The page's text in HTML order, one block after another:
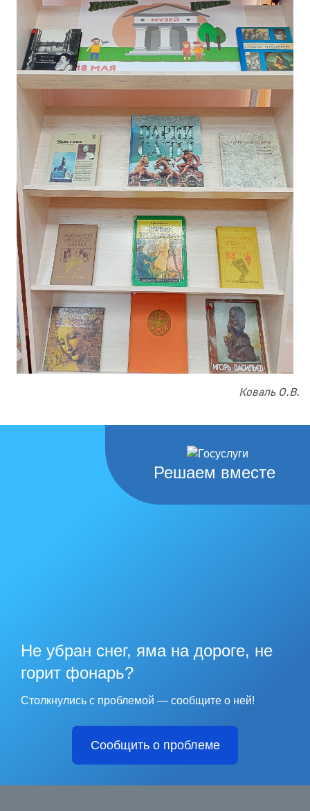
Коваль О.В.
Решаем вместе
Не убран снег, яма на дороге, не
горит фонарь?
Столкнулись с проблемой — сообщите о ней!
Сообщить о проблеме